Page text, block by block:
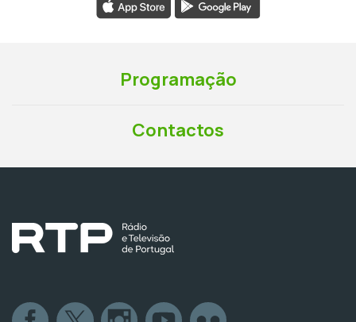
Programação
Contactos